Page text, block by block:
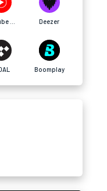
Deezer
Boomplay